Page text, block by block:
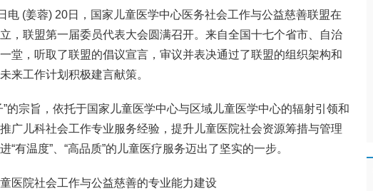
电 (姜蓉) 20日，国家儿童医学中心医务社会工作与公益慈善联盟在
，联盟第一届委员代表大会圆满召开。来自全国十七个省市、自治
堂，听取了联盟的倡议宣言，审议并表决通过了联盟的组织架构和
来工作计划积极建言献策。
”的宗旨，依托于国家儿童医学中心与区域儿童医学中心的辐射引领和
广儿科社会工作专业服务经验，提升儿童医院社会资源筹措与管理
“有温度”、“高品质”的儿童医疗服务迈出了坚实的一步。
医院社会工作与公益慈善的专业能力建设